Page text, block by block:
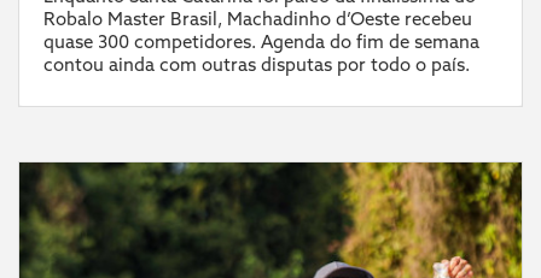
Robalo Master Brasil, Machadinho d’Oeste recebeu
quase 300 competidores. Agenda do fim de semana
contou ainda com outras disputas por todo o país.